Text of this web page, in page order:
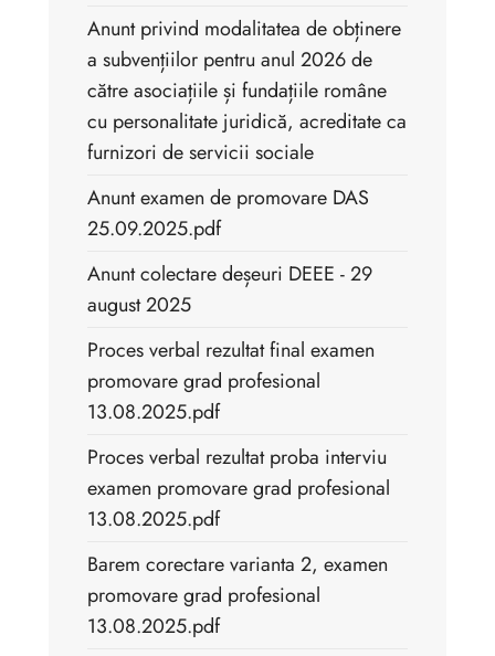
Anunt privind modalitatea de obținere
a subvențiilor pentru anul 2026 de
către asociațiile și fundațiile române
cu personalitate juridică, acreditate ca
furnizori de servicii sociale
Anunt examen de promovare DAS
25.09.2025.pdf
Anunt colectare deșeuri DEEE - 29
august 2025
Proces verbal rezultat final examen
promovare grad profesional
13.08.2025.pdf
Proces verbal rezultat proba interviu
examen promovare grad profesional
13.08.2025.pdf
Barem corectare varianta 2, examen
promovare grad profesional
13.08.2025.pdf